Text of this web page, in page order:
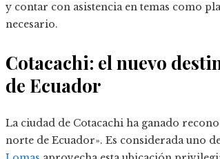
y contar con asistencia en temas como
necesario.
Cotacachi: el nuevo
de Ecuador
La ciudad de Cotacachi ha ganado
norte de Ecuador». Es considerada uno